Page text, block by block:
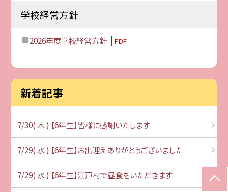
学校経営方針
2026年度学校経営方針 PDF
新着記事
7/30( 木 ) 【6年生】皆様に感謝いたします
7/29( 水 ) 【6年生】お出迎えありがとうございました
7/29( 水 ) 【6年生】江戸村で昼食をいただきます